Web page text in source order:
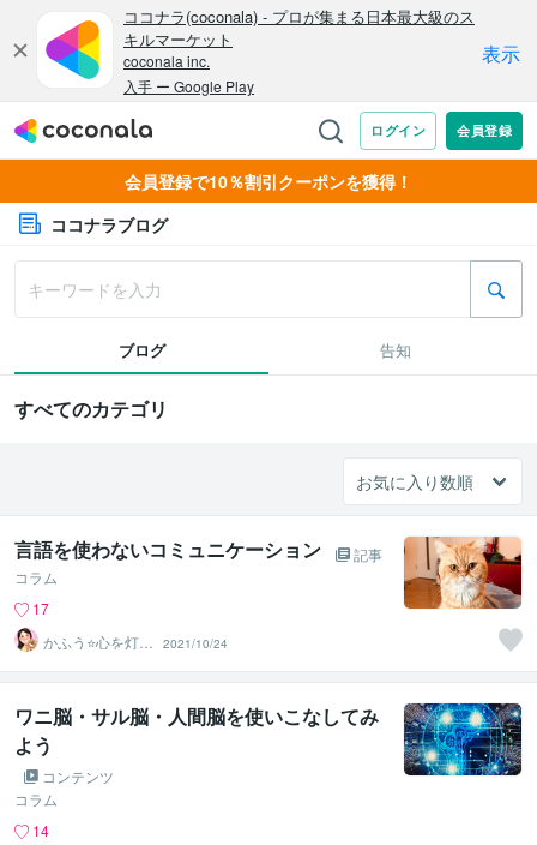
会員登録で10％割引クーポンを獲得！
ココナラブログ
ブログ 告知
すべてのカテゴリ
言語を使わないコミュニケーション
記事
コラム
17
かふう⭐️心を灯す
女性カウンセラ
ー
2021/10/24
ワニ脳・サル脳・人間脳を使いこなしてみ
よう
コンテンツ
コラム
14